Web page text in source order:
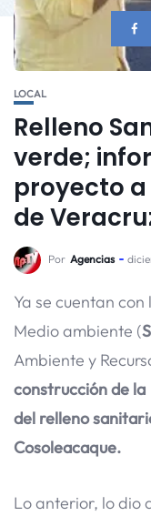
LOCAL
Relleno
verde;
proyecto
de
Por Agencias
Ya se cuentan
Medio ambiente (
Ambiente y
construcción de
del relleno
Cosoleacaque.
Lo anterior, lo dio